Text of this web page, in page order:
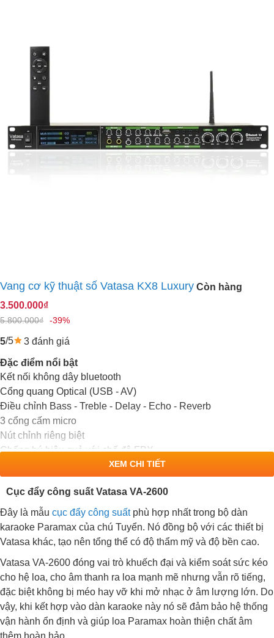
Vang cơ kỹ thuật số Vatasa KX8 Luxury Còn hàng
3.500.000₫
5.800.000₫ -39%
5/5 3 đánh giá
Đặc điểm nổi bật
Kết nối không dây bluetooth
Cổng quang Optical (USB - AV)
Điều chỉnh Bass - Treble - Delay - Echo - Reverb
3 cổng cấm micro
Nút chỉnh riêng biệt
Chống hú hiệu quả với chế độ FBX
XEM CHI TIẾT
Cục đẩy công suất Vatasa VA-2600
Đây là mẫu cục đẩy công suấtphù hợp nhất trong bộ dàn
karaoke Paramax của chú Tuyển. Nó đồng bộ với các thiết bị
Vatasa khác, tạo nên tổng thể có độ thẩm mỹ và độ bền cao.
Vatasa VA-2600 đóng vai trò khuếch đại và kiểm soát sức kéo
cho hệ loa, cho âm thanh ra loa mạnh mẽ nhưng vẫn rõ tiếng,
đặc biệt không bị méo hay vỡ khi mở nhạc ở âm lượng lớn. Do
vậy, khi kết hợp vào dàn karaoke này nó sẽ đảm bảo hệ thống
vận hành ổn định và giúp loa Paramax hoàn thiện chất âm